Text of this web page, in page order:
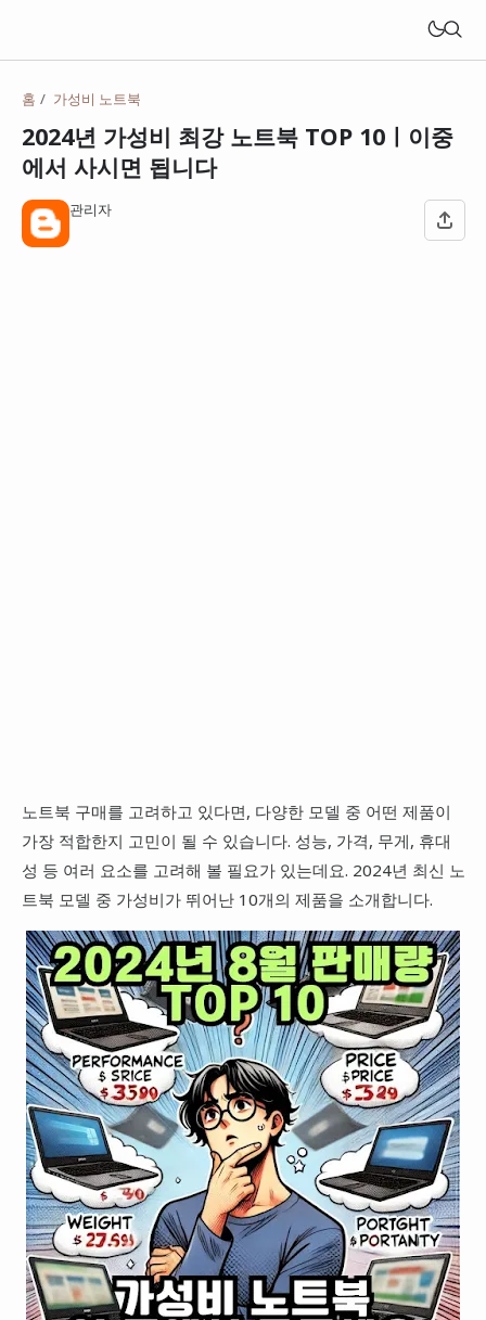
홈 가성비 노트북
2024년 가성비 최강 노트북 TOP 10ㅣ이중
에서 사시면 됩니다
관리자
노트북 구매를 고려하고 있다면, 다양한 모델 중 어떤 제품이
가장 적합한지 고민이 될 수 있습니다. 성능, 가격, 무게, 휴대
성 등 여러 요소를 고려해 볼 필요가 있는데요. 2024년 최신 노
트북 모델 중 가성비가 뛰어난 10개의 제품을 소개합니다.